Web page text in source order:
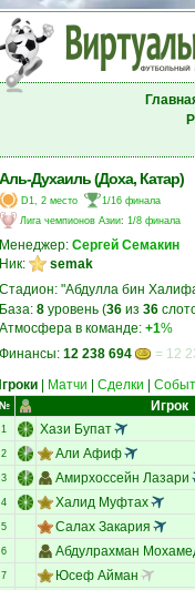
Аль-Духаиль (Доха, Катар)
D1, 2 место
1/16 финала
Лига чемпионов Азии: 1/8 финала
Менеджер: Сергей Семакин
Ник:
semak
Стадион: "Абдулла бин
База: 8 уровень (36 из 36
Атмосфера в команде: +1%
Финансы: 12 238 694 = 12
Матчи Сделки
№ Игрок
1 Хази Бупат
2 Али Афиф
3 Амирхоссейн Лазари
4 Халид Муфтах
5 Салах Закария
6 Абдулрахман
7 Юсеф Айман